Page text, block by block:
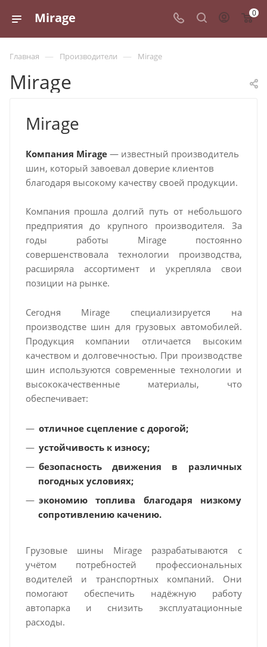
Mirage 0
Главная — Производители — Mirage
Mirage
Mirage
Компания Mirage— известный производитель
шин, который завоевал доверие клиентов
благодаря высокому качеству своей продукции.
Компания прошла долгий путь от небольшого
предприятия до крупного производителя. За
годы работы Mirage постоянно
совершенствовала технологии производства,
расширяла ассортимент и укрепляла свои
позиции на рынке.
Сегодня Mirage специализируется на
производстве шин для грузовых автомобилей.
Продукция компании отличается высоким
качеством и долговечностью. При производстве
шин используются современные технологии и
высококачественные материалы, что
обеспечивает:
отличное сцепление с дорогой;
устойчивость к износу;
безопасность движения в различных
погодных условиях;
экономию топлива благодаря низкому
сопротивлению качению.
Грузовые шины Mirage разрабатываются с
учётом потребностей профессиональных
водителей и транспортных компаний. Они
помогают обеспечить надёжную работу
автопарка и снизить эксплуатационные
расходы.